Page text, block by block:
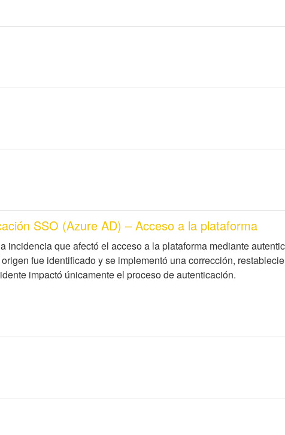
SSO (Azure AD) – Acceso a la plataforma
incidencia que afectó el acceso a la plataforma mediante
fue identificado y se implementó una corrección,
impactó únicamente el proceso de autenticación.